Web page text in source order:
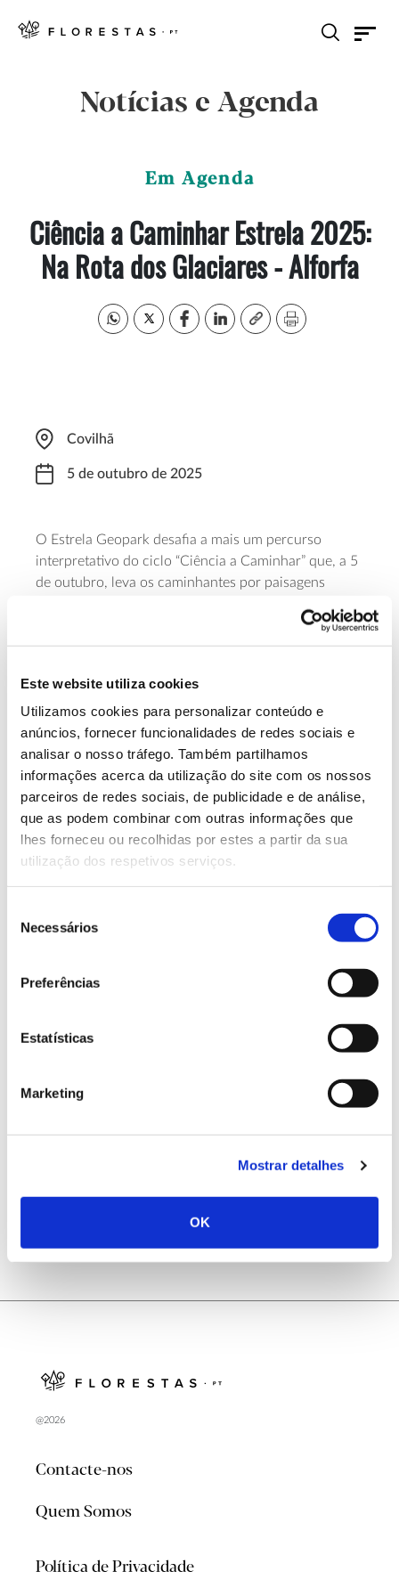
Este website utiliza cookies
Utilizamos cookies para personalizar conteúdo e
anúncios, fornecer funcionalidades de redes sociais e
analisar o nosso tráfego. Também partilhamos
informações acerca da utilização do site com os nossos
parceiros de redes sociais, de publicidade e de análise,
que as podem combinar com outras informações que
lhes forneceu ou recolhidas por estes a partir da sua
utilização dos respetivos serviços.
Necessários
Preferências
Estatísticas
Marketing
Mostrar detalhes
OK
Notícias e Agenda
Em Agenda
Ciência a Caminhar Estrela 2025:
Na Rota dos Glaciares - Alforfa
Covilhã
5 de outubro de 2025
O Estrela Geopark desafia a mais um percurso
interpretativo do ciclo “Ciência a Caminhar” que, a 5
de outubro, leva os caminhantes por paisagens
vales e encostas de grande beleza cénica, como é o
caso do Vale de Alforfa, na Covilhã, impressionante
é necessária inscrição prévia.
Saber mais
13.07.2026
Genoma do priolo e de outras espécies em risco:
conhecer para conservar
Registar galhas de Trichi em acácia-das-espigas:
25.06.2026
Natureza e florestas procuram jovens voluntários
@2026
Contacte-nos
Quem Somos
Política de Privacidade